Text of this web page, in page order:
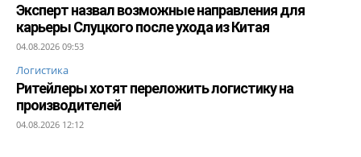
Эксперт назвал возможные направления для
карьеры Слуцкого после ухода из Китая
04.08.2026 09:53
Логистика
Ритейлеры хотят переложить логистику на
производителей
04.08.2026 12:12